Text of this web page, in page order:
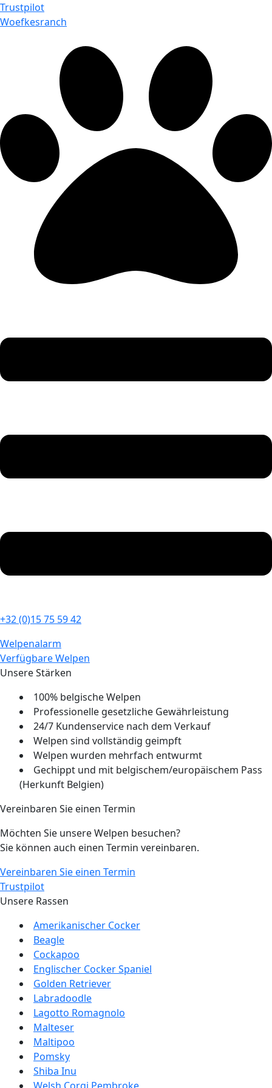
Trustpilot
Woefkesranch
+32 (0)15 75 59 42
Welpenalarm
Verfügbare Welpen
Unsere Stärken
100% belgische Welpen
Professionelle gesetzliche Gewährleistung
24/7 Kundenservice nach dem Verkauf
Welpen sind vollständig geimpft
Welpen wurden mehrfach entwurmt
Gechippt und mit belgischem/europäischem Pass
(Herkunft Belgien)
Vereinbaren Sie einen Termin
Möchten Sie unsere Welpen besuchen?
Sie können auch einen Termin vereinbaren.
Vereinbaren Sie einen Termin
Trustpilot
Unsere Rassen
Amerikanischer Cocker
Beagle
Cockapoo
Englischer Cocker Spaniel
Golden Retriever
Labradoodle
Lagotto Romagnolo
Malteser
Maltipoo
Pomsky
Shiba Inu